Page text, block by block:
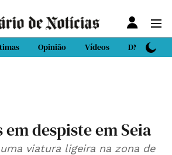
Opinião Vídeos DN Sport
despiste em Seia
viatura ligeira na zona de